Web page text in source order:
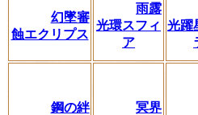
幻墜審
蝕エクリプス
雨露
光環スフィ
ア
光躍
鋼の絆
冥界